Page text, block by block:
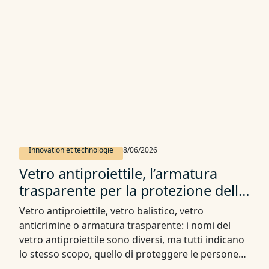
Innovation et technologie 8/06/2026
Vetro antiproiettile, l’armatura
trasparente per la protezione delle
persone
Vetro antiproiettile, vetro balistico, vetro
anticrimine o armatura trasparente: i nomi del
vetro antiproiettile sono diversi, ma tutti indicano
lo stesso scopo, quello di proteggere le persone